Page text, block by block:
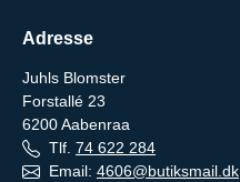
Adresse
Juhls Blomster
Forstallé 23
6200Aabenraa
Tlf. 74 622 284
Email: 4606@butiksmail.dk